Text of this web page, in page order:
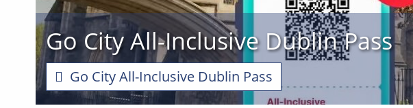
Go City All-Inclusive Dublin Pass
Go City All-Inclusive Dublin Pass